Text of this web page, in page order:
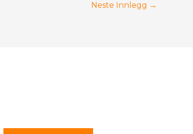
Neste Innlegg →